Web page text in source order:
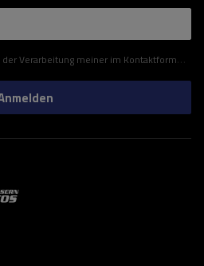
personenbezogenen Daten gemäß der Verordnung (EU) des Europäischen Parlaments und des Rates zu.